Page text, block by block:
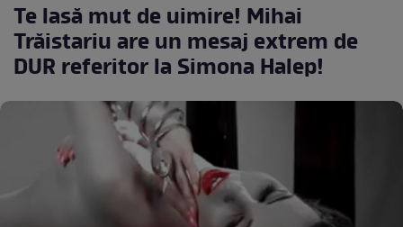
Te lasă mut de uimire! Mihai
Trăistariu are un mesaj extrem de
DUR referitor la Simona Halep!